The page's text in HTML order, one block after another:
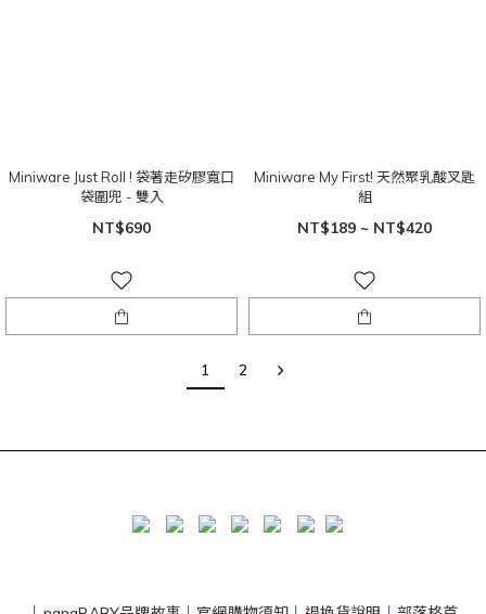
Miniware Just Roll ! 袋著走矽膠寬口
袋圍兜 - 雙入
NT$690
Miniware My First! 天然聚乳酸叉匙
組
NT$189 ~ NT$420
1 2